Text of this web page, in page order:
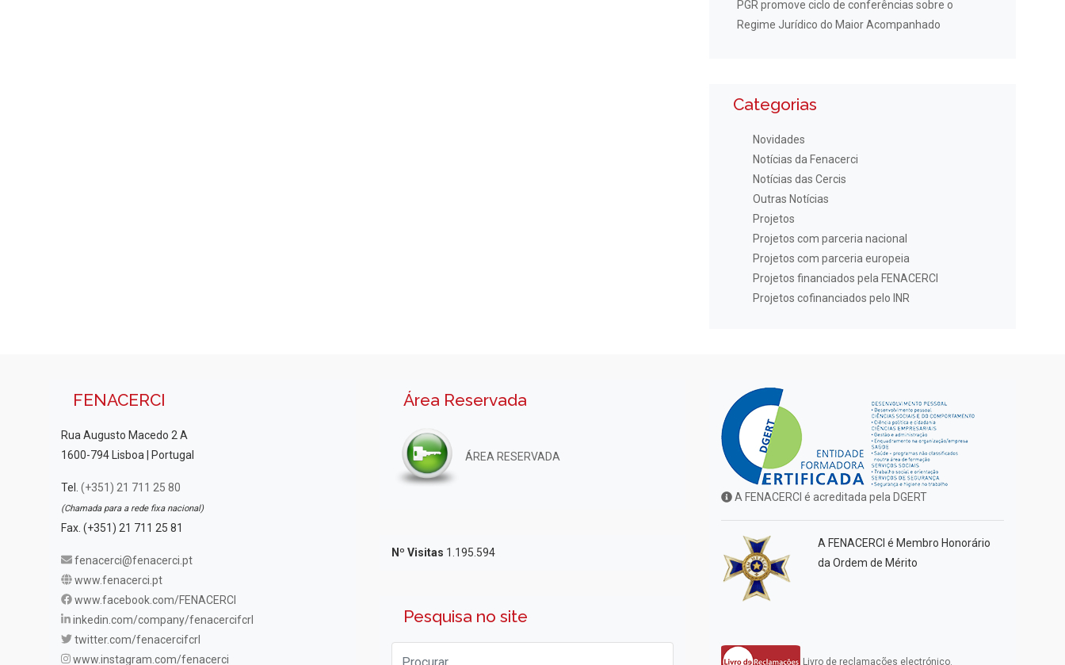
PGR promove ciclo de conferências sobre o
Regime Jurídico do Maior Acompanhado
Categorias
Novidades
Notícias da Fenacerci
Notícias das Cercis
Outras Notícias
Projetos
Projetos com parceria nacional
Projetos com parceria europeia
Projetos financiados pela FENACERCI
Projetos cofinanciados pelo INR
FENACERCI
Rua Augusto Macedo 2 A
1600-794 Lisboa | Portugal
Tel. (+351) 21 711 25 80
(Chamada para a rede fixa nacional)
Fax. (+351) 21 711 25 81
fenacerci@fenacerci.pt
www.fenacerci.pt
www.facebook.com/FENACERCI
inkedin.com/company/fenacercifcrl
twitter.com/fenacercifcrl
www.instagram.com/fenacerci
Área Reservada
ÁREA RESERVADA
Nº Visitas 1.195.594
Pesquisa no site
A FENACERCI é acreditada pela DGERT
A FENACERCI é Membro Honorário
da Ordem de Mérito
Livro de reclamações electrónico.